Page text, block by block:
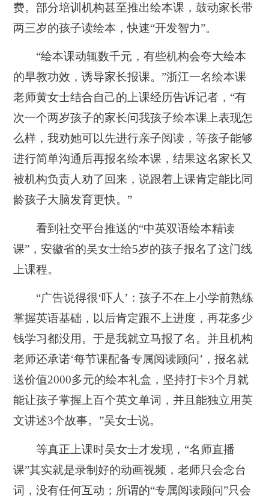
费。部分培训机构甚至推出绘本课，鼓动家长带
两三岁的孩子读绘本，快速“开发智力”。
“绘本课动辄数千元，有些机构会夸大绘本
的早教功效，诱导家长报课。”浙江一名绘本课
老师黄女士结合自己的上课经历告诉记者，“有
次一个两岁孩子的家长问我孩子绘本课上表现怎
么样，我劝她可以先进行亲子阅读，等孩子能够
进行简单沟通后再报名绘本课，结果这名家长又
被机构负责人劝了回来，说跟着上课肯定能比同
龄孩子大脑发育更快。”
看到社交平台推送的“中英双语绘本精读
课”，安徽省的吴女士给5岁的孩子报名了这门线
上课程。
“广告说得很‘吓人’：孩子不在上小学前熟练
掌握英语基础，以后肯定跟不上进度，再花多少
钱学习都没用。于是我就立马报了名。并且机构
老师还承诺‘每节课配备专属阅读顾问’，报名就
送价值2000多元的绘本礼盒，坚持打卡3个月就
能让孩子掌握上百个英文单词，并且能独立用英
文讲述3个故事。”吴女士说。
等真正上课时吴女士才发现，“名师直播
课”其实就是录制好的动画视频，老师只会念台
词，没有任何互动；所谓的“专属阅读顾问”只会